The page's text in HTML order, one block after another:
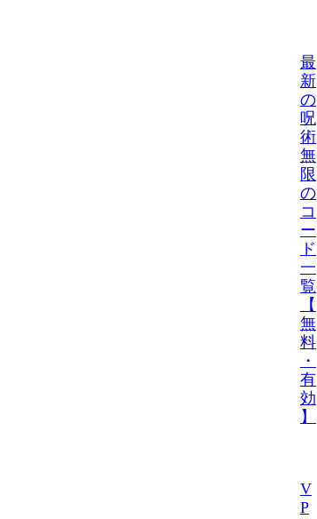
最
新
の
呪
術
無
限
の
コ
ー
ド
一
覧
【
無
料
・
有
効
】
V
P